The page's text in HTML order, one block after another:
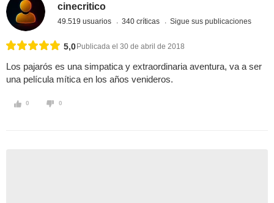
cinecritico
49.519 usuarios 340 críticas Sigue sus publicaciones
5,0 Publicada el 30 de abril de 2018
Los pajarós es una simpatica y extraordinaria aventura, va a ser
una película mítica en los años venideros.
0 0